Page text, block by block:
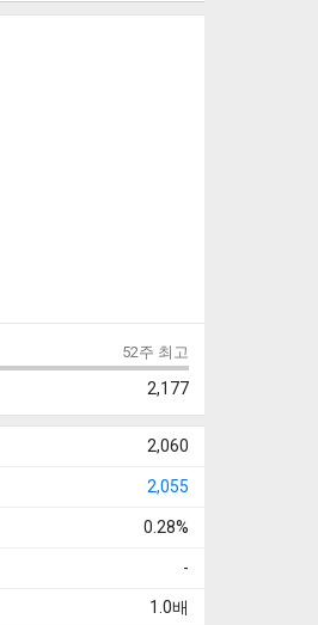
52주 최고
2,177
2,060
2,055
0.28%
-
1.0배